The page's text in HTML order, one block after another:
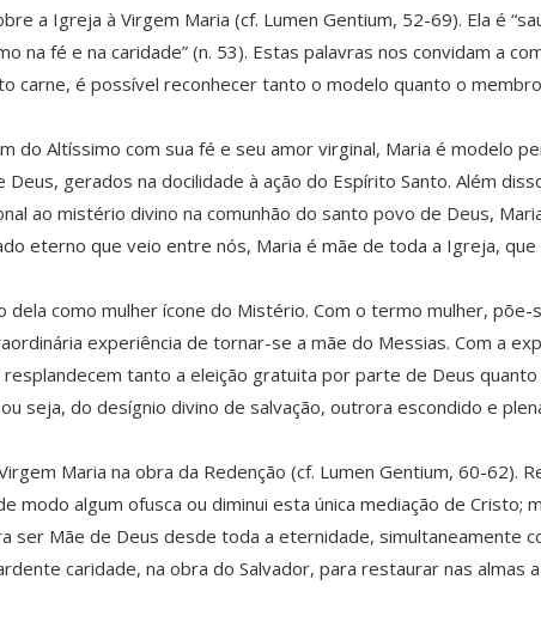
a Igreja à Virgem Maria (cf. Lumen Gentium, 52-69). Ela é
fé e na caridade” (n. 53). Estas palavras nos convidam a
carne, é possível reconhecer tanto o modelo quanto o
do Altíssimo com sua fé e seu amor virginal, Maria é modelo
gerados na docilidade à ação do Espírito Santo. Além
ao mistério divino na comunhão do santo povo de Deus,
eterno que veio entre nós, Maria é mãe de toda a Igreja,
como mulher ícone do Mistério. Com o termo mulher, põe-
experiência de tornar-se a mãe do Messias. Com a
tanto a eleição gratuita por parte de Deus
seja, do desígnio divino de salvação, outrora escondido e
Maria na obra da Redenção (cf. Lumen Gentium, 60-62).
modo algum ofusca ou diminui esta única mediação de Cristo;
ser Mãe de Deus desde toda a eternidade, simultaneamente
caridade, na obra do Salvador, para restaurar nas almas